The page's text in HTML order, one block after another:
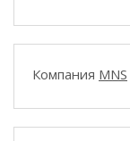
Компания MNS